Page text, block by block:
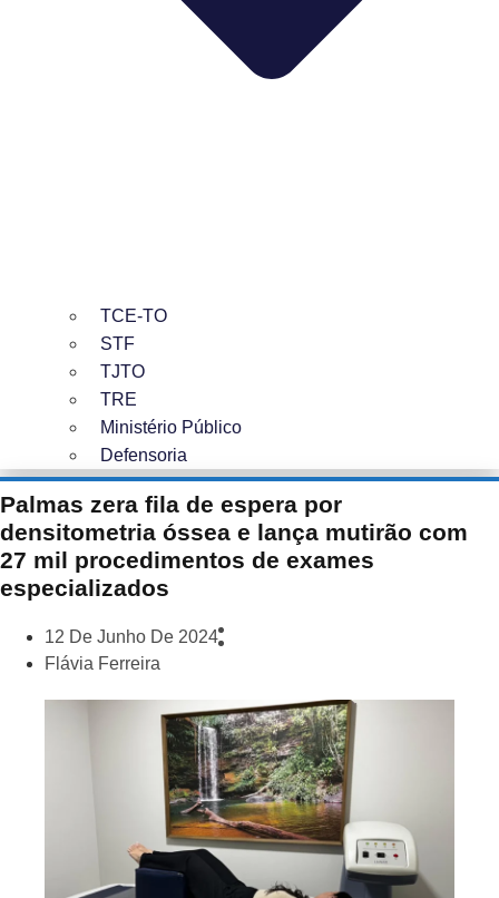
TCE-TO
STF
TJTO
TRE
Ministério Público
Defensoria
Palmas zera fila de espera por
densitometria óssea e lança mutirão com
27 mil procedimentos de exames
especializados
12 De Junho De 2024
Flávia Ferreira